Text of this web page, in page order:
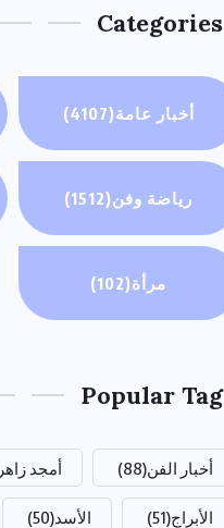
Categories
أخبار عامة(4107)
رياضة وفن(1512)
مرأة(102)
Popular Tag
أخبار الفن(88) أمجد زاهر
الأبراج(51) الأسد(50)